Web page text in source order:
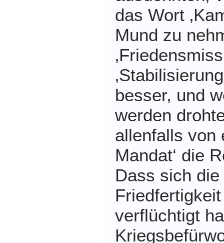
das Wort
Mund zu
besser, und
werden
allenfalls von
Mandat‘ die
Dass sich
verflüchtigt